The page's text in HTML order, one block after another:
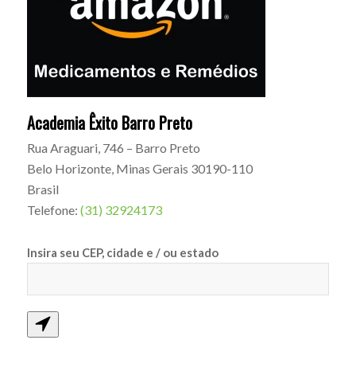
Academia Êxito Barro Preto
Rua Araguari, 746 – Barro Preto
Belo Horizonte, Minas Gerais 30190-110
Brasil
Telefone: (31) 32924173
Insira seu CEP, cidade e / ou estado